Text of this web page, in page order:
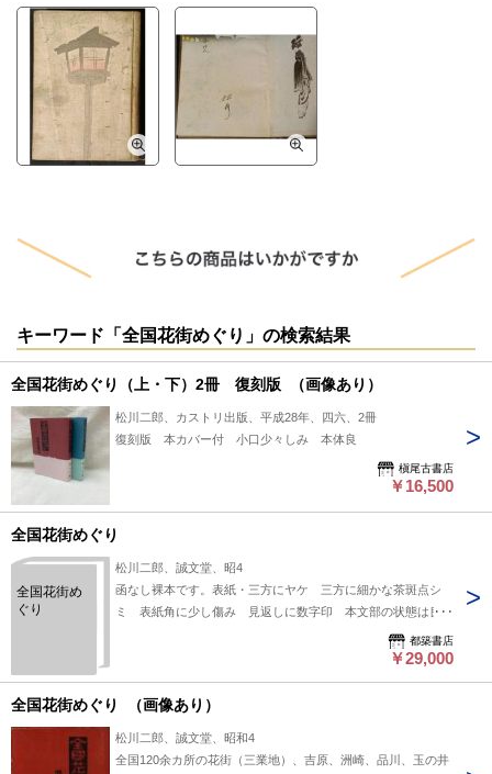
キーワード「全国花街めぐり」の検索結果
全国花街めぐり（上・下）2冊 復刻版 （画像あり）
松川二郎、カストリ出版、平成28年、四六、2冊
復刻版 本カバー付 小口少々しみ 本体良
槇尾古書店
￥16,500
全国花街めぐり
全国花街め
ぐり
松川二郎、誠文堂、昭4
函なし裸本です。表紙・三方にヤケ 三方に細かな茶斑点シ
ミ 表紙角に少し傷み 見返しに数字印 本文部の状態は良好
都築書店
￥29,000
全国花街めぐり （画像あり）
松川二郎、誠文堂、昭和4
全国120余カ所の花街（三業地）、吉原、洲崎、品川、玉の井